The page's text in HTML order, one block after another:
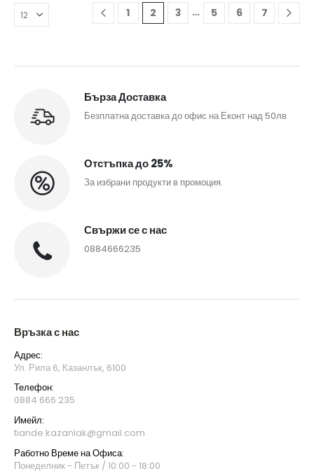
1 2 3 … 5 6 7
Бърза Доставка
Безплатна доставка до офис на Еконт над 50лв
Отстъпка до 25%
За избрани продукти в промоция.
Свържи се с нас
0884666235
Връзка с нас
Адрес:
Ул. Рила 6, Казанлък, 6100
Телефон:
0884 666 235
Имейл:
tiande.kazanlak@gmail.com
Работно Време на Офиса:
Понеделник - Петък / 10:00 - 18:00